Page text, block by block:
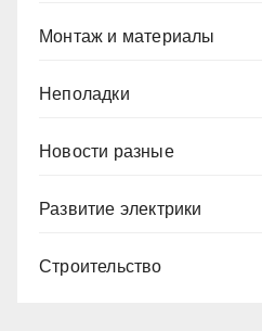
Монтаж и материалы
Неполадки
Новости разные
Развитие электрики
Строительство